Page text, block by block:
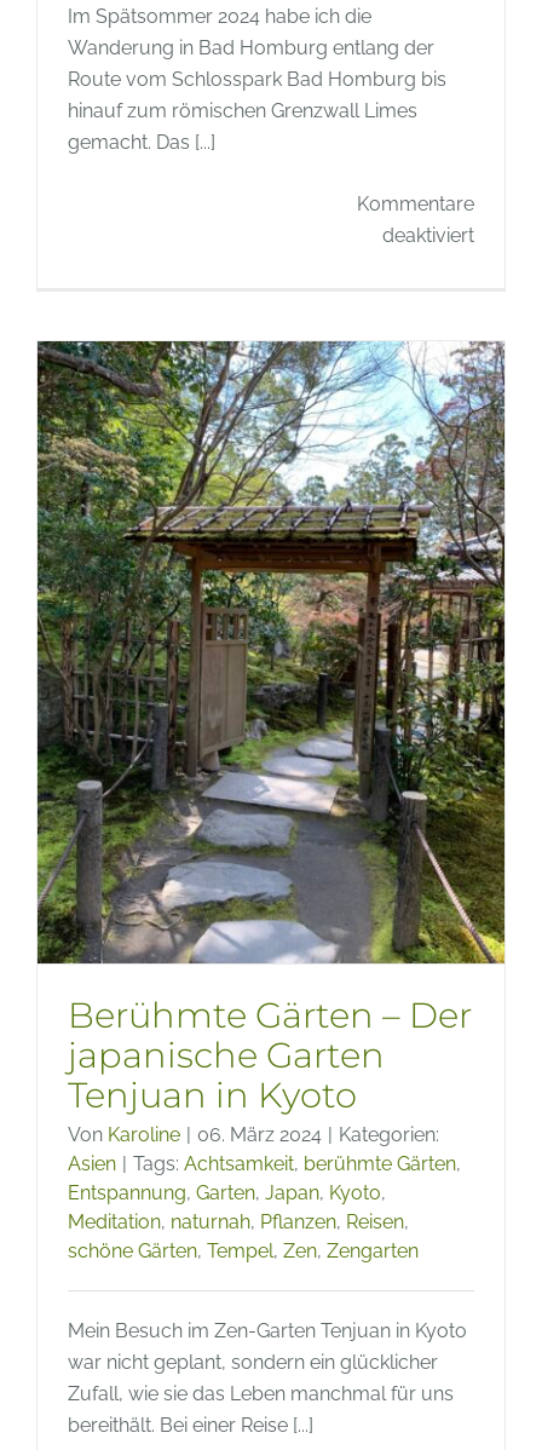
Im Spätsommer 2024 habe ich die
Wanderung in Bad Homburg entlang der
Route vom Schlosspark Bad Homburg bis
hinauf zum römischen Grenzwall Limes
gemacht. Das [...]
Kommentare
deaktiviertfür
Gärten,
Bad
Berühmte Gärten – Der
japanische Garten
Tenjuan in Kyoto
Von Karoline | 06. März 2024 | Kategorien:
Asien | Tags: Achtsamkeit, berühmte Gärten,
Entspannung, Garten, Japan, Kyoto,
Meditation, naturnah, Pflanzen, Reisen,
schöne Gärten, Tempel, Zen, Zengarten
Mein Besuch im Zen-Garten Tenjuan in Kyoto
war nicht geplant, sondern ein glücklicher
Zufall, wie sie das Leben manchmal für uns
bereithält. Bei einer Reise [...]